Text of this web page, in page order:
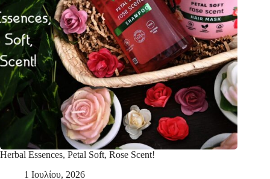
Herbal Essences, Petal Soft, Rose Scent!
1 Ιουλίου, 2026